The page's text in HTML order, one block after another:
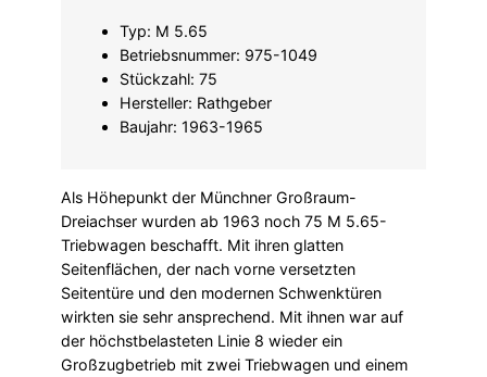
Typ: M 5.65
Betriebsnummer: 975-1049
Stückzahl: 75
Hersteller: Rathgeber
Baujahr: 1963-1965
Als Höhepunkt der Münchner Großraum-
Dreiachser wurden ab 1963 noch 75 M 5.65-
Triebwagen beschafft. Mit ihren glatten
Seitenflächen, der nach vorne versetzten
Seitentüre und den modernen Schwenktüren
wirkten sie sehr ansprechend. Mit ihnen war auf
der höchstbelasteten Linie 8 wieder ein
Großzugbetrieb mit zwei Triebwagen und einem